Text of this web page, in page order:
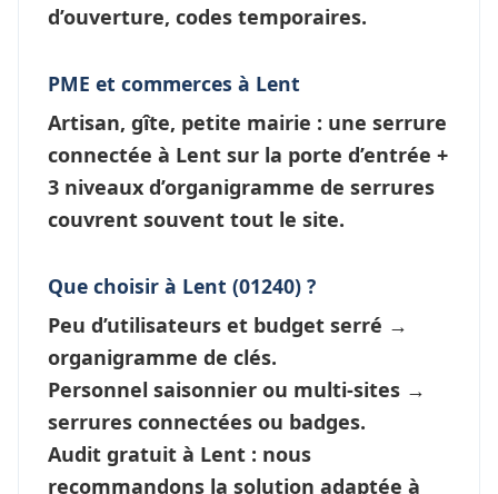
d’ouverture, codes temporaires.
PME et commerces à Lent
Artisan, gîte, petite mairie : une serrure
connectée à Lent sur la porte d’entrée +
3 niveaux d’organigramme de serrures
couvrent souvent tout le site.
Que choisir à Lent (01240) ?
Peu d’utilisateurs et budget serré →
organigramme de clés.
Personnel saisonnier ou multi-sites →
serrures connectées ou badges.
Audit gratuit à Lent : nous
recommandons la solution adaptée à